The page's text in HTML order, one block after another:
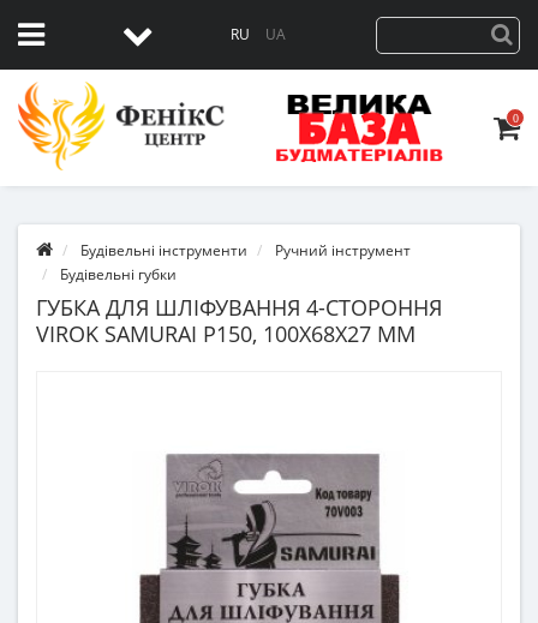
RU UA
0
Будівельні інструменти
Ручний інструмент
Будівельні губки
ГУБКА ДЛЯ ШЛІФУВАННЯ 4-СТОРОННЯ
VIROK SAMURAI Р150, 100Х68Х27 ММ